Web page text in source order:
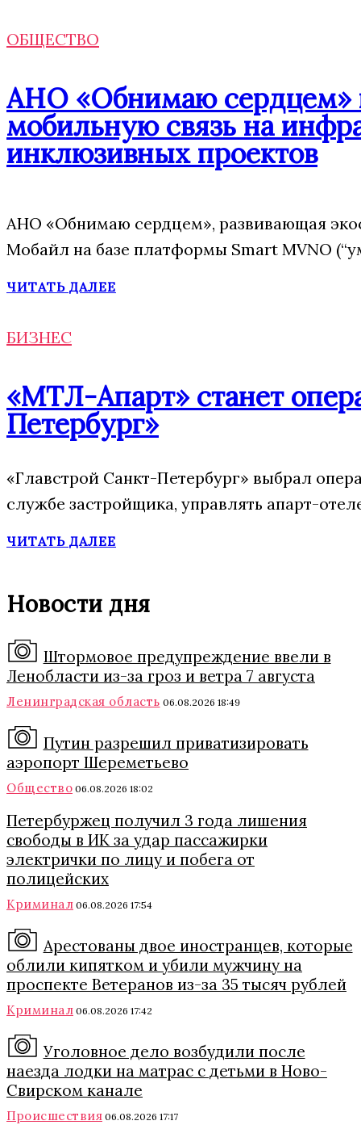
ОБЩЕСТВО
АНО «Обнимаю сердцем»
мобильную связь на
инклюзивных проектов
АНО «Обнимаю сердцем», развивающая
Мобайл на базе платформы Smart MVNO
ЧИТАТЬ ДАЛЕЕ
БИЗНЕС
«МТЛ-Апарт» станет
Петербург»
«Главстрой Санкт-Петербург» выбрал
службе застройщика, управлять апарт-
ЧИТАТЬ ДАЛЕЕ
Новости дня
Штормовое предупреждение ввели в
Ленобласти из-за гроз и ветра 7 августа
Ленинградская область 06.08.2026 18:49
Путин разрешил приватизировать
аэропорт Шереметьево
Общество 06.08.2026 18:02
Петербуржец получил 3 года лишения
свободы в ИК за удар пассажирки
электрички по лицу и побега от
полицейских
Криминал 06.08.2026 17:54
Арестованы двое иностранцев, которые
облили кипятком и убили мужчину на
проспекте Ветеранов из-за 35 тысяч рублей
Криминал 06.08.2026 17:42
Уголовное дело возбудили после
наезда лодки на матрас с детьми в Ново-
Свирском канале
Происшествия 06.08.2026 17:17